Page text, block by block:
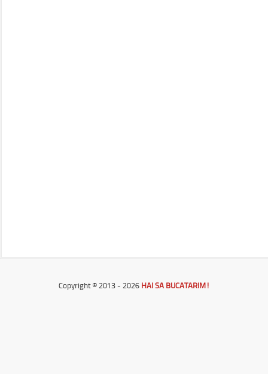
Copyright © 2013 - 2026 HAI SA BUCATARIM!